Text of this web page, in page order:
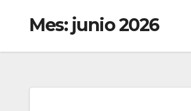
Mes: junio 2026